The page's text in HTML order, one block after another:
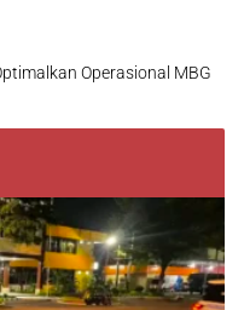
Operasional MBG